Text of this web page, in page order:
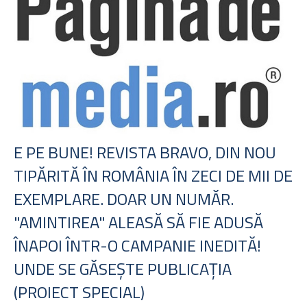
E PE BUNE! REVISTA BRAVO, DIN NOU
TIPĂRITĂ ÎN ROMÂNIA ÎN ZECI DE MII DE
EXEMPLARE. DOAR UN NUMĂR.
"AMINTIREA" ALEASĂ SĂ FIE ADUSĂ
ÎNAPOI ÎNTR-O CAMPANIE INEDITĂ!
UNDE SE GĂSEŞTE PUBLICAŢIA
(PROIECT SPECIAL)